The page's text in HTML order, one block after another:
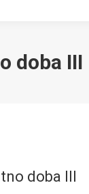
doba III
doba III